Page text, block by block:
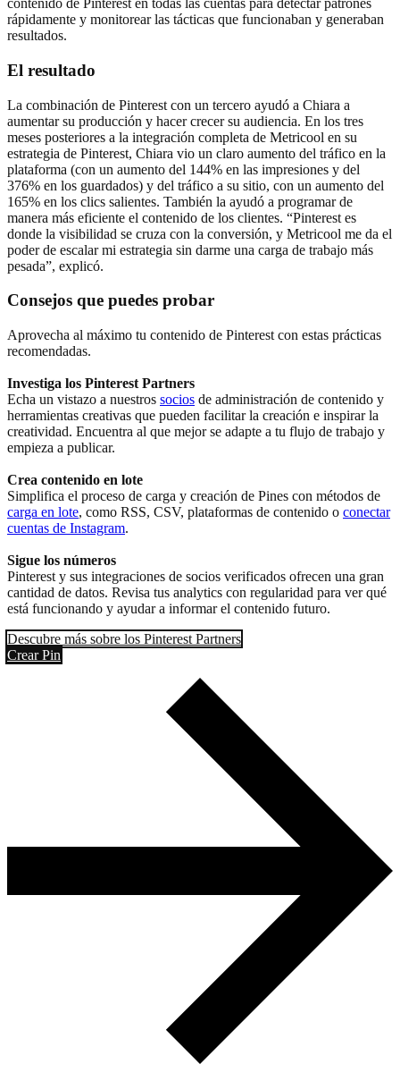
contenido de Pinterest en todas las cuentas para detectar patrones
rápidamente y monitorear las tácticas que funcionaban y generaban
resultados.
El resultado
La combinación de Pinterest con un tercero ayudó a Chiara a
aumentar su producción y hacer crecer su audiencia. En los tres
meses posteriores a la integración completa de Metricool en su
estrategia de Pinterest, Chiara vio un claro aumento del tráfico en la
plataforma (con un aumento del 144% en las impresiones y del
376% en los guardados) y del tráfico a su sitio, con un aumento del
165% en los clics salientes. También la ayudó a programar de
manera más eficiente el contenido de los clientes. “Pinterest es
donde la visibilidad se cruza con la conversión, y Metricool me da el
poder de escalar mi estrategia sin darme una carga de trabajo más
pesada”, explicó.
Consejos que puedes probar
Aprovecha al máximo tu contenido de Pinterest con estas prácticas
recomendadas.
Investiga los Pinterest Partners
Echa un vistazo a nuestros socios de administración de contenido y
herramientas creativas que pueden facilitar la creación e inspirar la
creatividad. Encuentra al que mejor se adapte a tu flujo de trabajo y
empieza a publicar.
Crea contenido en lote
Simplifica el proceso de carga y creación de Pines con métodos de
carga en lote, como RSS, CSV, plataformas de contenido o conectar
cuentas de Instagram.
Sigue los números
Pinterest y sus integraciones de socios verificados ofrecen una gran
cantidad de datos. Revisa tus analytics con regularidad para ver qué
está funcionando y ayudar a informar el contenido futuro.
Descubre más sobre los Pinterest Partners
Crear Pin